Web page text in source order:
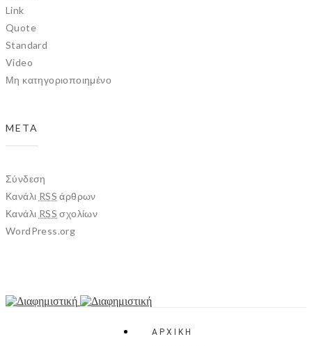
Link
Quote
Standard
Video
Μη κατηγοριοποιημένο
META
Σύνδεση
Κανάλι RSS άρθρων
Κανάλι RSS σχολίων
WordPress.org
ΑΡΧΙΚΗ